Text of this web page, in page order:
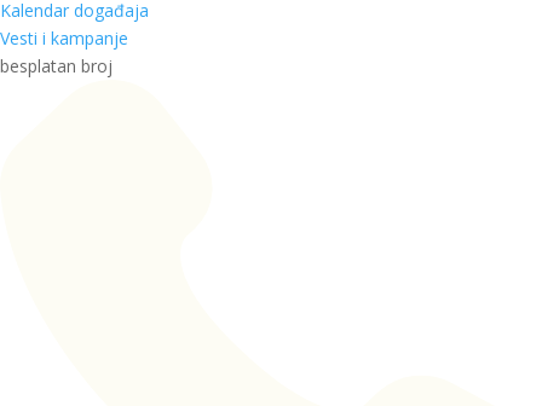
Kalendar događaja
Vesti i kampanje
besplatan broj